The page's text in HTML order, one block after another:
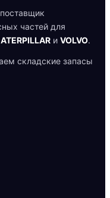
частей для
и VOLVO.
складские запасы